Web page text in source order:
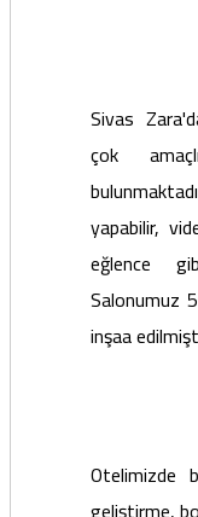
Sivas
çok
yapabilir,
eğlence
Salonumuz
inşaa
Otelimizde